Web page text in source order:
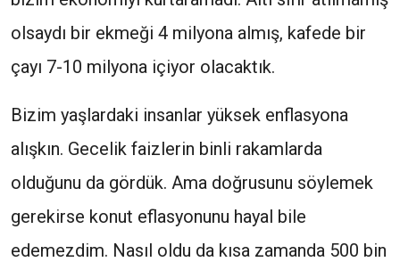
olsaydı bir ekmeği 4 milyona almış, kafede bir
çayı 7-10 milyona içiyor olacaktık.
Bizim yaşlardaki insanlar yüksek enflasyona
alışkın. Gecelik faizlerin binli rakamlarda
olduğunu da gördük. Ama doğrusunu söylemek
gerekirse konut eflasyonunu hayal bile
edemezdim. Nasıl oldu da kısa zamanda 500 bin